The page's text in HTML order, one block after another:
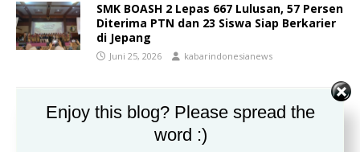
SMK BOASH 2 Lepas 667 Lulusan, 57 Persen
Diterima PTN dan 23 Siswa Siap Berkarier
di Jepang
Juni 25, 2026 kabarindonesianews
Kepala Sekolah Diduga Belum Siap
Menyerahkan Penjualan Pakaian Seragam
Kepada Orang Tua Murid
Enjoy this blog? Please spread the
word :)